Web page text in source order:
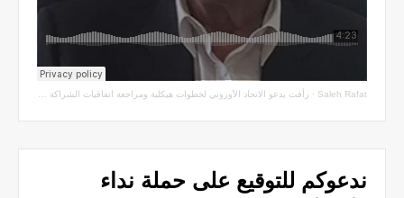
Saleh Rafat
· رأفت يدعو الاتحاد الأوروبي لخطوات هيكلية ومراجعة اتفاقيات الشراكة مع سلطة الاحتلال